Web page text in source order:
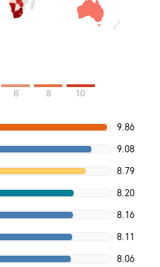
6 8 10
9.86
9.08
8.79
8.20
8.16
8.11
8.06